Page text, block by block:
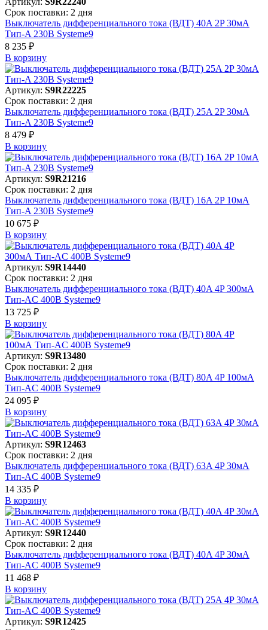
Срок поставки: 2 дня
Выключатель дифференциального тока (ВДТ) 40A 2P 30мА
Тип-A 230В Systeme9
8 235 ₽
В корзинy
Артикул: S9R22225
Срок поставки: 2 дня
Выключатель дифференциального тока (ВДТ) 25A 2P 30мА
Тип-A 230В Systeme9
8 479 ₽
В корзинy
Артикул: S9R21216
Срок поставки: 2 дня
Выключатель дифференциального тока (ВДТ) 16A 2P 10мА
Тип-A 230В Systeme9
10 675 ₽
В корзинy
Артикул: S9R14440
Срок поставки: 2 дня
Выключатель дифференциального тока (ВДТ) 40A 4P 300мА
Тип-AC 400В Systeme9
13 725 ₽
В корзинy
Артикул: S9R13480
Срок поставки: 2 дня
Выключатель дифференциального тока (ВДТ) 80A 4P 100мА
Тип-AC 400В Systeme9
24 095 ₽
В корзинy
Артикул: S9R12463
Срок поставки: 2 дня
Выключатель дифференциального тока (ВДТ) 63A 4P 30мА
Тип-AC 400В Systeme9
14 335 ₽
В корзинy
Артикул: S9R12440
Срок поставки: 2 дня
Выключатель дифференциального тока (ВДТ) 40A 4P 30мА
Тип-AC 400В Systeme9
11 468 ₽
В корзинy
Артикул: S9R12425